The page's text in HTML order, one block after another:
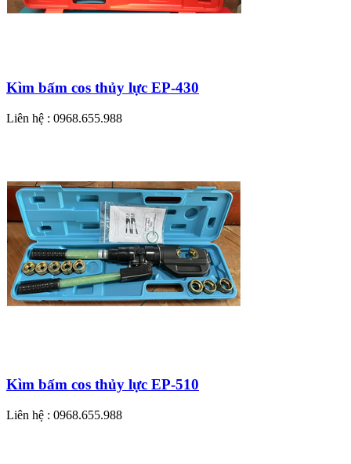
Kìm bấm cos thủy lực EP-430
Liên hệ : 0968.655.988
Kìm bấm cos thủy lực EP-510
Liên hệ : 0968.655.988